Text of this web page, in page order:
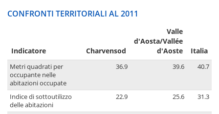
CONFRONTI TERRITORIALI AL 2011
Indicatore Charvensod
Valle
d'Aosta/Vallée
d'Aoste
Italia
Metri quadrati per
occupante nelle
abitazioni occupate
36.9 39.6 40.7
Indice di sottoutilizzo
delle abitazioni
22.9 25.6 31.3